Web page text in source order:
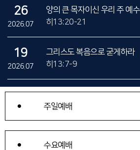
26
2026.07
양의 큰 목자이신 우리 주 예수
히13:20-21
19
2026.07
그리스도 복음으로 굳게하라
히13:7-9
주일예배
수요예배